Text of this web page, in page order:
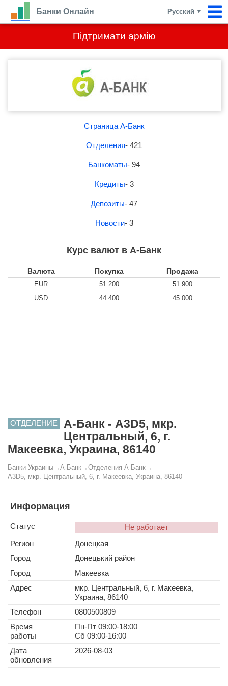
Підтримати армію
Банки Онлайн Русский ▼
Страница А-Банк
Отделения- 421
Банкоматы- 94
Кредиты- 3
Депозиты- 47
Новости- 3
Курс валют в А-Банк
Валюта Покупка Продажа
EUR 51.200
51.900
USD
44.400 45.000
ОТДЕЛЕНИЕ
А-Банк - A3D5, мкр.
Центральный, 6, г.
Макеевка, Украина, 86140
Банки Украины→ А-Банк→ Отделения А-Банк→
A3D5, мкр. Центральный, 6, г. Макеевка, Украина, 86140
Информация
Статус
Не работает
Регион
Донецкая
Город
Донецький район
Город
Макеевка
Адрес
мкр. Центральный, 6, г. Макеевка,
Украина, 86140
Телефон
0800500809
Время
работы
Пн-Пт 09:00-18:00
Сб 09:00-16:00
Дата
обновления
2026-08-03